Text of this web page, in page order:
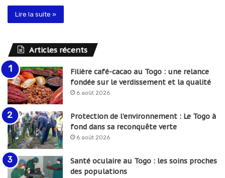
Lire la suite »
Articles récents
Filière café-cacao au Togo : une relance
fondée sur le verdissement et la qualité
6 août 2026
Protection de l’environnement : Le Togo à
fond dans sa reconquête verte
6 août 2026
Santé oculaire au Togo : les soins proches
des populations